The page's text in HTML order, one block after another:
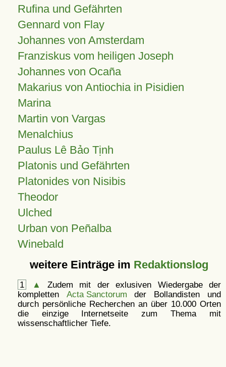
Rufina und Gefährten
Gennard von Flay
Johannes von Amsterdam
Franziskus vom heiligen Joseph
Johannes von Ocaña
Makarius von Antiochia in Pisidien
Marina
Martin von Vargas
Menalchius
Paulus Lê Bảo Tịnh
Platonis und Gefährten
Platonides von Nisibis
Theodor
Ulched
Urban von Peñalba
Winebald
weitere Einträge im Redaktionslog
1 ▲
Zudem mit der exlusiven Wiedergabe der
kompletten Acta Sanctorum der Bollandisten und
durch persönliche Recherchen an über 10.000 Orten
die einzige Internetseite zum Thema mit
wissenschaftlicher Tiefe.